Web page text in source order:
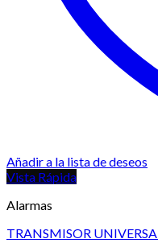
Añadir a la lista de deseos
Vista Rápida
Alarmas
TRANSMISOR